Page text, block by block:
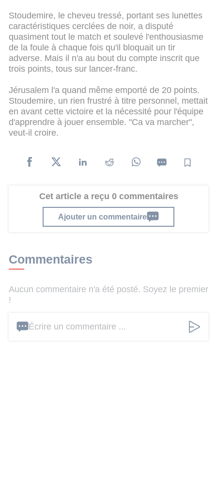
Stoudemire, le cheveu tressé, portant ses lunettes
caractéristiques cerclées de noir, a disputé
quasiment tout le match et soulevé l'enthousiasme
de la foule à chaque fois qu'il bloquait un tir
adverse. Mais il n'a au bout du compte inscrit que
trois points, tous sur lancer-franc.
Jérusalem l'a quand même emporté de 20 points.
Stoudemire, un rien frustré à titre personnel, mettait
en avant cette victoire et la nécessité pour l'équipe
d'apprendre à jouer ensemble. "Ca va marcher",
veut-il croire.
Cet article a reçu 0 commentaires
Ajouter un commentaire
Commentaires
Aucun commentaire n'a été posté. Soyez le premier
!
Écrire un commentaire ...